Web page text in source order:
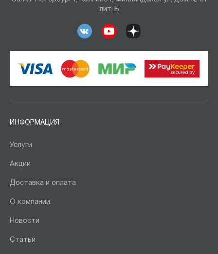
лит. Б
ИНФОРМАЦИЯ
Услуги
Акции
Доставка и оплата
О компании
Новости
Статьи